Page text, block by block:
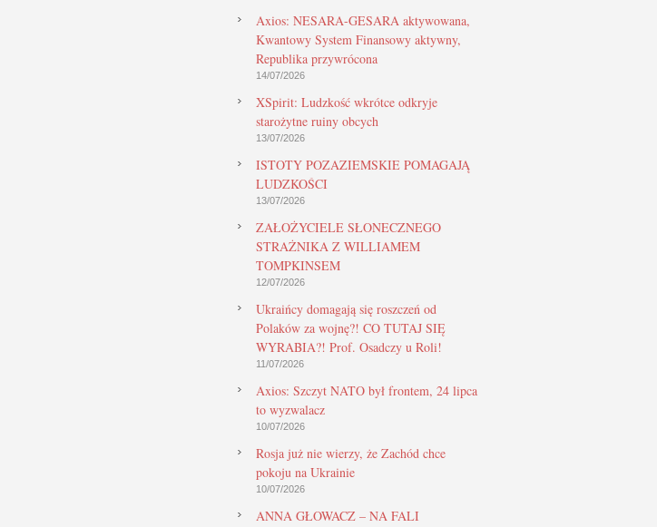
Axios: NESARA-GESARA aktywowana,
Kwantowy System Finansowy aktywny,
Republika przywrócona
14/07/2026
XSpirit: Ludzkość wkrótce odkryje
starożytne ruiny obcych
13/07/2026
ISTOTY POZAZIEMSKIE POMAGAJĄ
LUDZKOŚCI
13/07/2026
ZAŁOŻYCIELE SŁONECZNEGO
STRAŻNIKA Z WILLIAMEM
TOMPKINSEM
12/07/2026
Ukraińcy domagają się roszczeń od
Polaków za wojnę?! CO TUTAJ SIĘ
WYRABIA?! Prof. Osadczy u Roli!
11/07/2026
Axios: Szczyt NATO był frontem, 24 lipca
to wyzwalacz
10/07/2026
Rosja już nie wierzy, że Zachód chce
pokoju na Ukrainie
10/07/2026
ANNA GŁOWACZ – NA FALI